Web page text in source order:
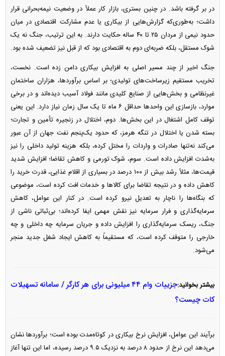
در بر گرفته باشد. در چنین بستری، بازار کار عملاً در وضعیت نیمه‌بحرانی قرار
داشت؛ به‌طوری‌که گزارش‌هایی از بیکاری یا عدم مشارکت اقتصادی در میان
حدود نیمی از مردان ۲۵ تا ۴۰ ساله حکایت دارند. به این ترتیب، جنگ نه یک
شوک مستقل، بلکه ضربه‌ای دوم به اقتصادی بود که از قبل نیز تضعیف شده بود.
جنگ اخیر از چند مسیر اصلی به افزایش بیکاری دامن زده است. نخست،
تخریب مستقیم زیرساخت‌های تولیدی؛ بر اساس برآوردها، هزاران ساختمان
غیرنظامی و بخش‌هایی از صنایع کلیدی مانند فولاد آسیب دیده‌اند و در برخی
موارد، بازسازی این واحد‌ها حداقل ۶ ماه تا یک سال زمان نیاز دارد. این یعنی
توقف کامل اشتغال در این بخش‌ها. دوم، اختلال در زنجیره تأمین و تجارت؛
بسته شدن یا اختلال در تنگه هرمز، که حدود یک‌پنجم نفت جهان از آن عبور
می‌کند نه‌تنها صادرات و واردات را مختل کرده، بلکه هزینه تولید داخلی را نیز
به‌شدت افزایش داده است. سوم، شوک تورمی و کاهش تقاضا؛ افزایش شدید
قیمت‌ها، مثلاً رشد بیش از ۱۰۰ درصد در بسیاری از اقلام غذایی، قدرت خرید را
کاهش داده و در نتیجه تقاضا برای کالا‌ها و خدمات افت کرده است، موضوعی
که بنگاه‌ها را ناچار به تعدیل نیرو کرده است. در کنار این عوامل، کاهش
سرمایه‌گذاری و فرار سرمایه نیز نقش مهمی ایفا کرده‌اند؛ بی‌ثباتی ناشی از
جنگ، ریسک سرمایه‌گذاری را افزایش داده و جریان سرمایه چه داخلی و چه
خارجی را متوقف کرده است، که مستقیماً به کاهش ایجاد شغل جدید منجر
می‌شود.
بیشتر بخوانید:
جزییات وام ۴۴ میلیونی برای هر کارگر / سامانه تسهیلات
کات چیست؟
برآیند این عوامل، افزایش نرخ بیکاری در کوتاه‌مدت بوده است؛ برآورد‌ها نشان
می‌دهد این نرخ از حدود ۸ درصد به نزدیک ۹.۵ درصد رسیده، اما این تنها آغاز